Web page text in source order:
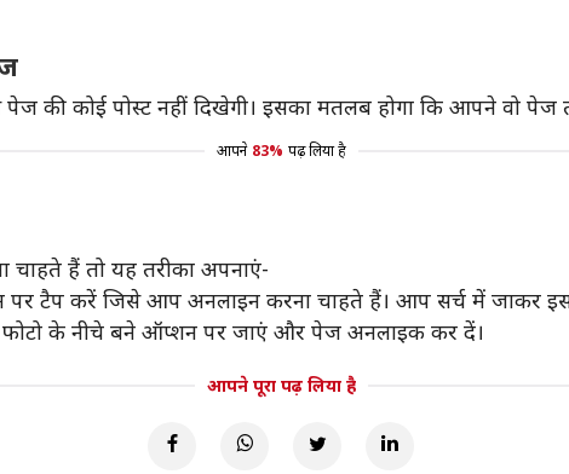
कोई पोस्ट नहीं दिखेगी। इसका मतलब होगा कि आपने वो पेज
आपने 83% पढ़ लिया है
हैं तो यह तरीका अपनाएं-
टैप करें जिसे आप अनलाइन करना चाहते हैं। आप सर्च में जाकर
के नीचे बने ऑप्शन पर जाएं और पेज अनलाइक कर दें।
आपने पूरा पढ़ लिया है